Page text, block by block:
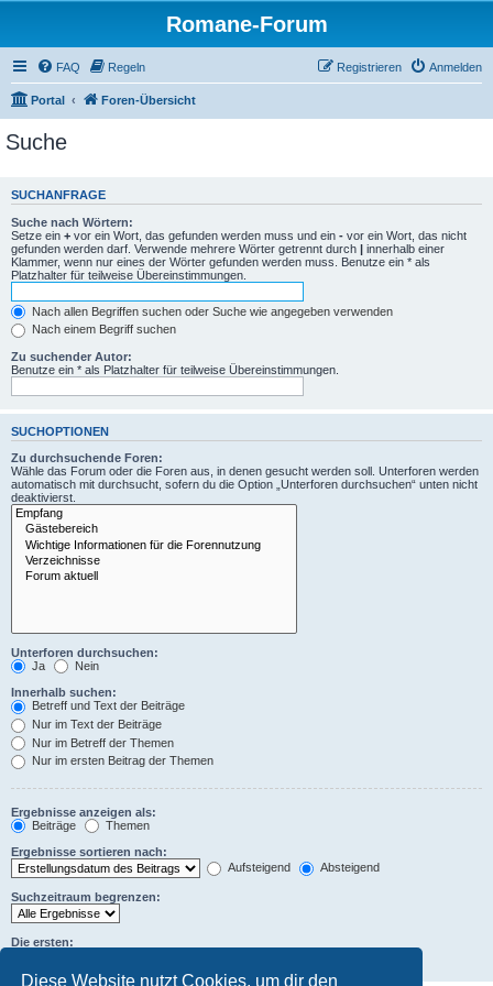
Diese Website nutzt Cookies, um dir den
Romane-Forum
FAQ Regeln Anmelden
Registrieren
Portal Foren-Übersicht
Suche
SUCHANFRAGE
Suche nach Wörtern:
Setze ein + vor ein Wort, das gefunden werden muss und ein - vor ein Wort, das nicht
gefunden werden darf. Verwende mehrere Wörter getrennt durch | innerhalb einer
Klammer, wenn nur eines der Wörter gefunden werden muss. Benutze ein * als
Platzhalter für teilweise Übereinstimmungen.
Nach allen Begriffen suchen oder Suche wie angegeben verwenden
Nach einem Begriff suchen
Zu suchender Autor:
Benutze ein * als Platzhalter für teilweise Übereinstimmungen.
SUCHOPTIONEN
Zu durchsuchende Foren:
Wähle das Forum oder die Foren aus, in denen gesucht werden soll. Unterforen werden
automatisch mit durchsucht, sofern du die Option „Unterforen durchsuchen“ unten nicht
deaktivierst.
Unterforen durchsuchen:
Ja
Nein
Innerhalb suchen:
Betreff und Text der Beiträge
Nur im Text der Beiträge
Nur im Betreff der Themen
Nur im ersten Beitrag der Themen
Ergebnisse anzeigen als:
Beiträge
Themen
Ergebnisse sortieren nach:
Aufsteigend
Absteigend
Suchzeitraum begrenzen:
Die ersten: